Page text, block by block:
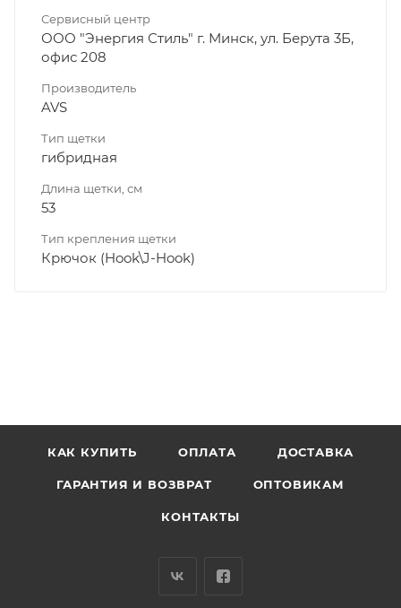
Сервисный центр
ООО "Энергия Стиль" г. Минск, ул. Берута 3Б,
офис 208
Производитель
AVS
Тип щетки
гибридная
Длина щетки, см
53
Тип крепления щетки
Крючок (Hook\J-Hook)
КАК КУПИТЬ ОПЛАТА ДОСТАВКА
ГАРАНТИЯ И ВОЗВРАТ ОПТОВИКАМ
КОНТАКТЫ